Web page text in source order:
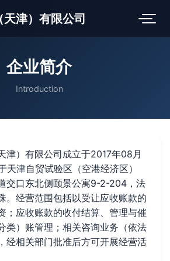
津）有限公司
企业简介
Introduction
津）有限公司成立于2017年08月
天津自贸试验区（空港经济区）
交口东北侧颐景公寓9-2-204，法
。经营范围包括以受让应收账款的
；应收账款的收付结算、管理与催
类）账管理；相关咨询业务（依法
经相关部门批准后方可开展经营活